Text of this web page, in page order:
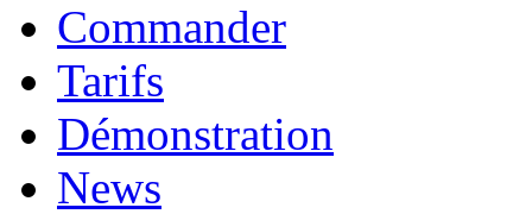
Commander
Tarifs
Démonstration
News